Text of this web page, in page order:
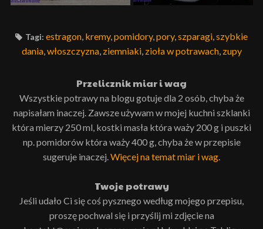
Tagi: estragon kremy, pomidory, pory, szparagi szybkie
dania, włoszczyzna, ziemniaki, zioła w potrawach, zupy
Przelicznik miar i wag
Wszystkie potrawy na blogu gotuje dla 2 osób, chyba że
napisałam inaczej. Zawsze używam w mojej kuchni szklanki
która mierzy 250 ml, kostki masła która waży 200 g i puszki
np. pomidorów która waży 400 g, chyba że w przepisie
sugeruje inaczej. Więcej na temat miar i wag
Twoje potrawy
Jeśli udało Ci się coś pysznego według mojego przepisu,
proszę pochwal się i przyślij mi zdjęcie na